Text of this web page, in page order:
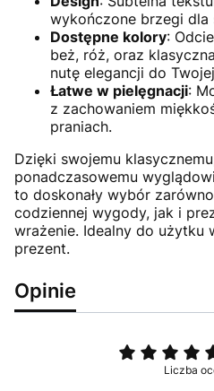
wykończone brzegi
Dostępne kolory:
beż, róż, oraz
nutę elegancji do
Łatwe w pielęgnacji:
z zachowaniem
praniach.
Dzięki swojemu
ponadczasowemu
to doskonały wybór
codziennej wygody, jak i
wrażenie. Idealny do użytku
prezent.
Opinie
Liczba